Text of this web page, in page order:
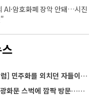
AI·암호화폐 장악 안돼…시진
[김태산 칼럼] 민주화를 외치던 자들이 대한민국의 적이고 간첩이었다
스틸 대사 광화문 스벅에 깜짝 방문…메시지?